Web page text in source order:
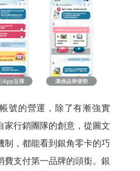
號的營運，除了有漸強實
家行銷團隊的創意，從圖文
制，都能看到銀角零卡的巧
費支付第一品牌的頭銜。銀